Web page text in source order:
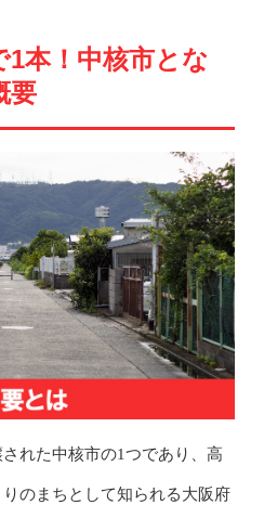
1本！中核市とな
要
れた中核市の1つであり、高
のまちとして知られる大阪府